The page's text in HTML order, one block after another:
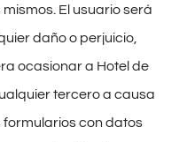
El usuario será
daño o perjuicio,
ocasionar a Hotel de
tercero a causa
formularios con datos